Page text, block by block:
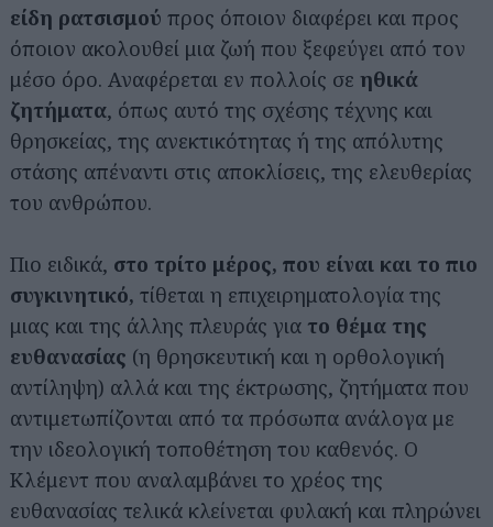
είδη ρατσισμού προς όποιον διαφέρει και προς
όποιον ακολουθεί μια ζωή που ξεφεύγει από τον
μέσο όρο. Αναφέρεται εν πολλοίς σε ηθικά
ζητήματα, όπως αυτό της σχέσης τέχνης και
θρησκείας, της ανεκτικότητας ή της απόλυτης
στάσης απέναντι στις αποκλίσεις, της ελευθερίας
του ανθρώπου.
Πιο ειδικά, στο τρίτο μέρος, που είναι και το πιο
συγκινητικό, τίθεται η επιχειρηματολογία της
μιας και της άλλης πλευράς για το θέμα της
ευθανασίας (η θρησκευτική και η ορθολογική
αντίληψη) αλλά και της έκτρωσης, ζητήματα που
αντιμετωπίζονται από τα πρόσωπα ανάλογα με
την ιδεολογική τοποθέτηση του καθενός. Ο
Κλέμεντ που αναλαμβάνει το χρέος της
ευθανασίας τελικά κλείνεται φυλακή και πληρώνει